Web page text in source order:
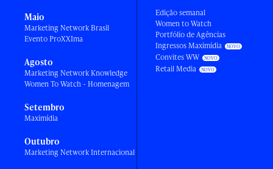
Maio
Marketing Network Brasil
Evento ProXXIma
Agosto
Marketing Network Knowledge
Women To Watch - Homenagem
Setembro
Maximídia
Outubro
Marketing Network Internacional
Edição semanal
Women to Watch
Portfólio de Agências
Ingressos Maximídia
Convites WW
Retail Media